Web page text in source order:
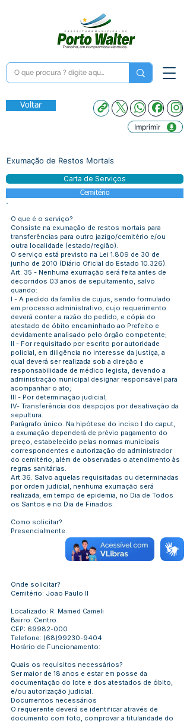
Voltar
Imprimir
Exumação de Restos Mortais
Carta de Serviços
Cemitério
O que é o serviço?
Consiste na exumação de restos mortais para
transferências para outro jazigo/cemitério e/ou
outra localidade (estado/região).
O serviço está previsto na Lei 1.809 de 30 de
junho de 2010 (Diário Oficial do Estado 10.326).
Art. 35 - Nenhuma exumação será feita antes de
decorridos 03 anos de sepultamento, salvo
quando:
I - A pedido da família de cujus, sendo formulado
em processo administrativo, cujo requerimento
deverá conter a razão do pedido, e cópia do
atestado de óbito encaminhado ao Prefeito e
devidamente analisado pelo órgão competente;
II - For requisitado por escrito por autoridade
policial, em diligência no interesse da justiça, a
qual deverá ser realizada sob a direção e
responsabilidade de médico legista, devendo a
administração municipal designar responsável para
acompanhar o ato;
III - Por determinação judicial;
IV- Transferência dos despojos por desativação da
sepultura.
Parágrafo único. Na hipótese do inciso I do caput,
a exumação dependerá de prévio pagamento do
preço, estabelecido pelas normas municipais
correspondentes e autorização do administrador
do cemitério, além de observadas o atendimento às
regras sanitárias.
Art.36. Salvo aquelas requisitadas ou determinadas
por ordem judicial, nenhuma exumação será
realizada, em tempo de epidemia, no Dia de Todos
os Santos e no Dia de Finados.
Como solicitar?
Presencialmente.
Onde solicitar?
Cemitério: Joao Paulo II
Localizado: R. Mamed Cameli
Bairro: Centro.
CEP: 69982-000
Telefone: (68)99230-9404
Horário de Funcionamento:
Quais os requisitos necessários?
Ser maior de 18 anos e estar em posse da
documentação do lote e dos atestados de óbito,
e/ou autorização judicial.
Documentos necessários
O requerente deverá se identificar através de
documento com foto, comprovar a titularidade do